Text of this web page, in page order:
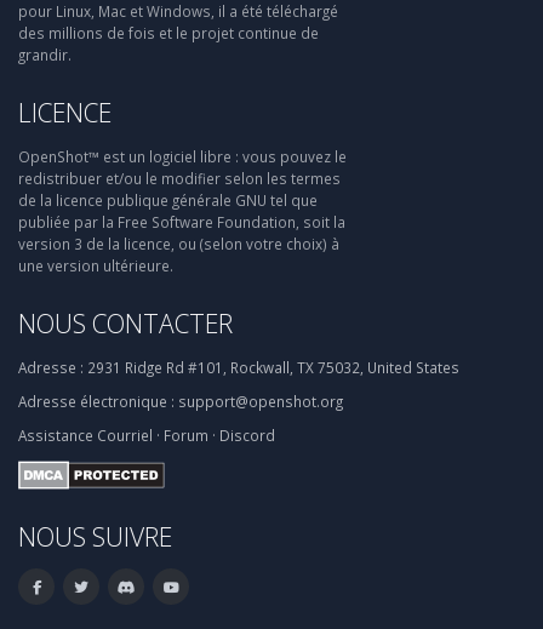
pour Linux, Mac et Windows, il a été téléchargé
des millions de fois et le projet continue de
grandir.
LICENCE
OpenShot™ est un logiciel libre : vous pouvez le
redistribuer et/ou le modifier selon les termes
de la licence publique générale GNU tel que
publiée par la Free Software Foundation, soit la
version 3 de la licence, ou (selon votre choix) à
une version ultérieure.
NOUS CONTACTER
Adresse : 2931 Ridge Rd #101, Rockwall, TX 75032, United States
Adresse électronique : support@openshot.org
Assistance Courriel · Forum · Discord
NOUS SUIVRE